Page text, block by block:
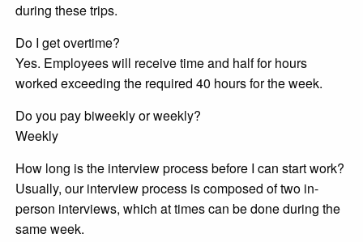
during these trips.
Do I get overtime?
Yes. Employees will receive time and half for hours
worked exceeding the required 40 hours for the week.
Do you pay biweekly or weekly?
Weekly
How long is the interview process before I can start work?
Usually, our interview process is composed of two in-
person interviews, which at times can be done during the
same week.